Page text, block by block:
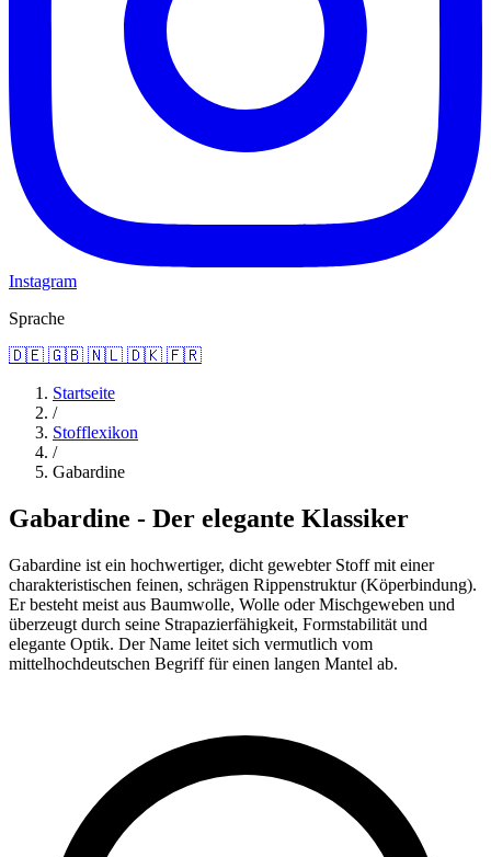
Instagram
Sprache
🇩🇪 🇬🇧 🇳🇱 🇩🇰 🇫🇷
Startseite
/
Stofflexikon
/
Gabardine
Gabardine - Der elegante Klassiker
Gabardine ist ein hochwertiger, dicht gewebter Stoff mit einer
charakteristischen feinen, schrägen Rippenstruktur (Köperbindung).
Er besteht meist aus Baumwolle, Wolle oder Mischgeweben und
überzeugt durch seine Strapazierfähigkeit, Formstabilität und
elegante Optik. Der Name leitet sich vermutlich vom
mittelhochdeutschen Begriff für einen langen Mantel ab.